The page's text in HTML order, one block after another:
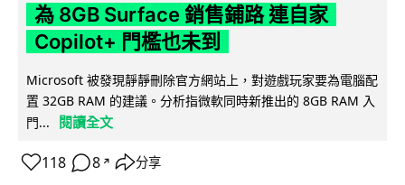
為 8GB Surface 銷售鋪路 連自家
Copilot+ 門檻也未到
Microsoft 被發現靜靜刪除官方網站上，對遊戲玩家要為電腦配
置 32GB RAM 的建議。分析指微軟同時新推出的 8GB RAM 入
門...
閱讀全文
118 8 ↗ 分享